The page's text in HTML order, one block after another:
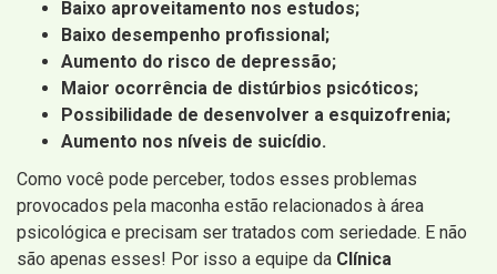
Baixo aproveitamento nos estudos;
Baixo desempenho profissional;
Aumento do risco de depressão;
Maior ocorrência de distúrbios psicóticos;
Possibilidade de desenvolver a esquizofrenia;
Aumento nos níveis de suicídio.
Como você pode perceber, todos esses problemas
provocados pela maconha estão relacionados à área
psicológica e precisam ser tratados com seriedade. E não
são apenas esses! Por isso a equipe da Clínica